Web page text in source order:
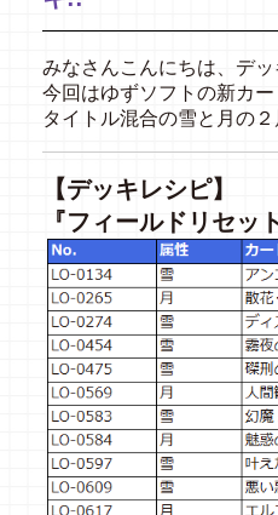
みなさんこんにちは、デッ
今回はゆずソフトの新カー
タイトル混合の雪と月の
【デッキレシピ】
『フィールドリセッ